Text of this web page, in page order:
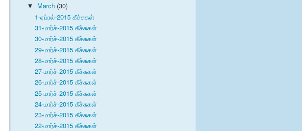
▼ March (30)
1-ஏப்ரல்-2015 கீச்சுகள்
31-மார்ச்-2015 கீச்சுகள்
30-மார்ச்-2015 கீச்சுகள்
29-மார்ச்-2015 கீச்சுகள்
28-மார்ச்-2015 கீச்சுகள்
27-மார்ச்-2015 கீச்சுகள்
26-மார்ச்-2015 கீச்சுகள்
25-மார்ச்-2015 கீச்சுகள்
24-மார்ச்-2015 கீச்சுகள்
23-மார்ச்-2015 கீச்சுகள்
22-மார்ச்-2015 கீச்சுகள்